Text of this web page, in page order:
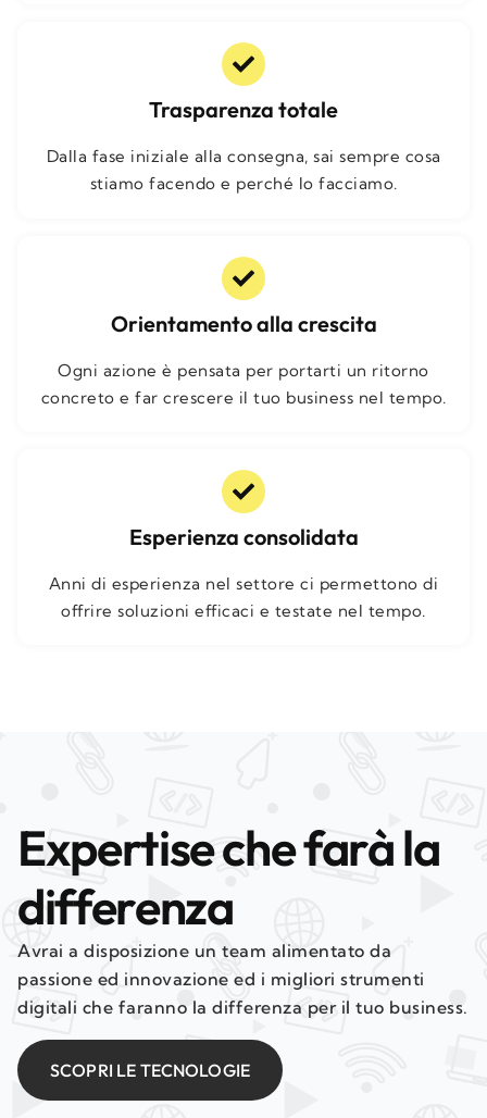
Trasparenza totale
Dalla fase iniziale alla consegna, sai sempre cosa
stiamo facendo e perché lo facciamo.
Orientamento alla crescita
Ogni azione è pensata per portarti un ritorno
concreto e far crescere il tuo business nel tempo.
Esperienza consolidata
Anni di esperienza nel settore ci permettono di
offrire soluzioni efficaci e testate nel tempo.
Expertise che farà la
differenza
Avrai a disposizione un team alimentato da
passione ed innovazione ed i migliori strumenti
digitali che faranno la differenza per il tuo business.
SCOPRI LE TECNOLOGIE